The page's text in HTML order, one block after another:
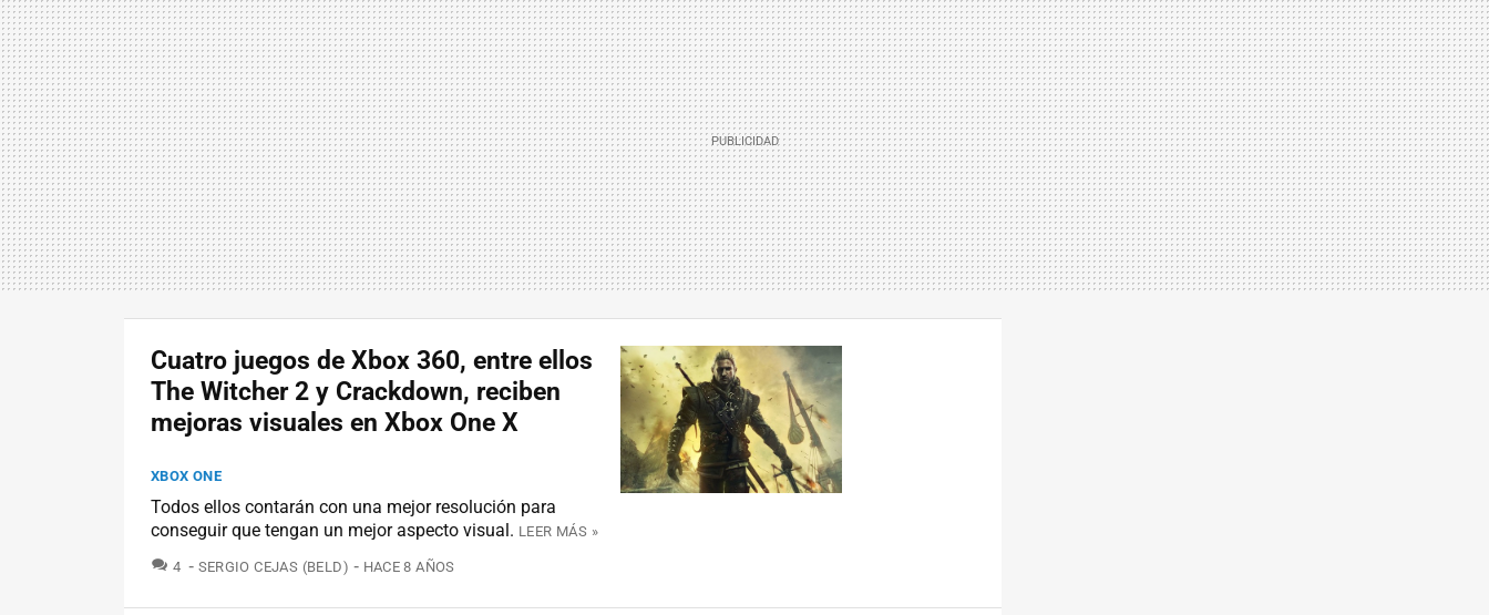
Cuatro juegos de Xbox 360, entre ellos
The Witcher 2 y Crackdown, reciben
mejoras visuales en Xbox One X
XBOX ONE
Todos ellos contarán con una mejor resolución para
conseguir que tengan un mejor aspecto visual. LEER MÁS »
4 COMENTARIOS
SERGIO CEJAS (BELD) HACE 8 AÑOS